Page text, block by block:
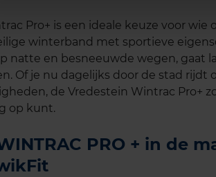
Pro+ is een ideale keuze voor wie
winterband met sportieve
natte en besneeuwde wegen, gaat
Of je nu dagelijks door de stad rijdt
de Vredestein Wintrac Pro+
op kunt.
PRO + in de